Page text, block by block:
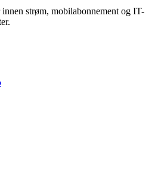
strøm, mobilabonnement og IT-